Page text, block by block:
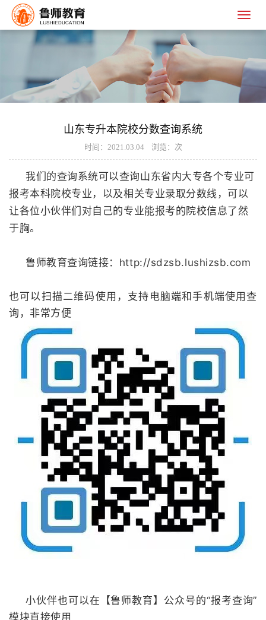
山东专升本院校分数查询系统
时间：2021.03.04 浏览： 次
我们的查询系统可以查询山东省内大专各个专业可
报考本科院校专业，以及相关专业录取分数线，可以
让各位小伙伴们对自己的专业能报考的院校信息了然
于胸。
鲁师教育查询链接： http://sdzsb.lushizsb.com
也可以扫描二维码使用，支持电脑端和手机端使用查
询，非常方便
小伙伴也可以在【鲁师教育】公众号的“报考查询”
模块直接使用